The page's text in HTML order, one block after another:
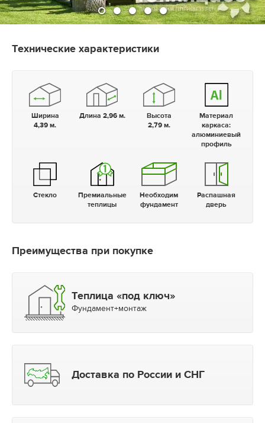
Технические характеристики
Ширина
4,39 м.
Длина 2,96 м.
Высота
2,79 м.
Материал
каркаса:
алюминиевый
профиль
Стекло
Премиальные
теплицы
Необходим
фундамент
Распашная
дверь
Преимущества при покупке
Теплица «под ключ»
Фундамент+монтаж
Доставка по России и СНГ